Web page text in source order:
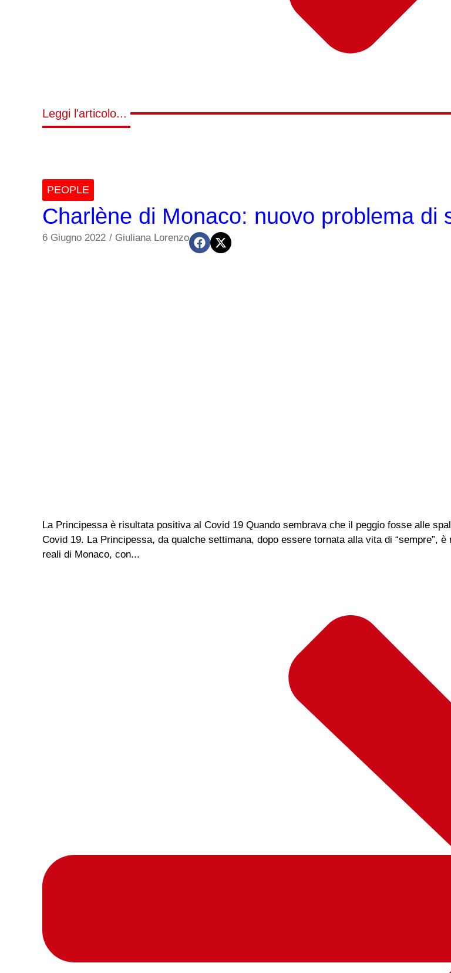
Leggi l'articolo...
PEOPLE
Charlène di Monaco: nuovo problema di
6 Giugno 2022 / Giuliana Lorenzo
La Principessa è risultata positiva al Covid 19 Quando sembrava che il peggio fosse alle
Covid 19. La Principessa, da qualche settimana, dopo essere tornata alla vita di “sempre”,
reali di Monaco, con...